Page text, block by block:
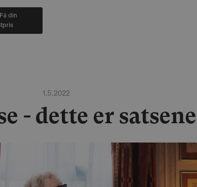
din
1.5.2022
- dette er